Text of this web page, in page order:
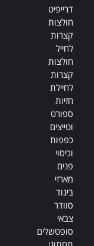
דרייפיט
חולצות
קצרות
לחייל
חולצות
קצרות
לחיילת
חזיות
ספורט
וטייצים
כפפות
וכיסוי
פנים
מארזי
ביגוד
סוודר
צבאי
סופטשלים